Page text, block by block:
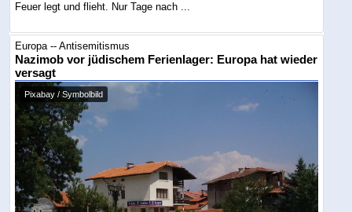
Feuer legt und flieht. Nur Tage nach ...
Europa -- Antisemitismus
Nazimob vor jüdischem Ferienlager: Europa hat wieder
versagt
Pixabay / Symbolbild